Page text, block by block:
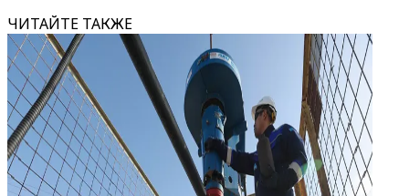
ЧИТАЙТЕ ТАКЖЕ